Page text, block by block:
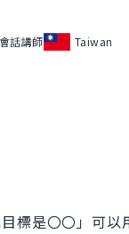
話講師
Taiwan
標是〇〇」可以